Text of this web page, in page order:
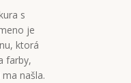
s
je
ktorá
farby,
našla.